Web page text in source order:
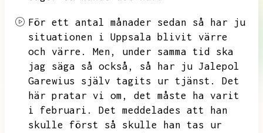
För ett antal månader sedan så har ju
situationen i Uppsala blivit värre
och värre.
Men,
under samma tid ska
jag säga så också,
så har ju Jalepol
Garewius själv tagits ur tjänst.
Det
här pratar vi om,
det måste ha varit
i februari.
Det meddelades att han
skulle först så skulle han tas ur